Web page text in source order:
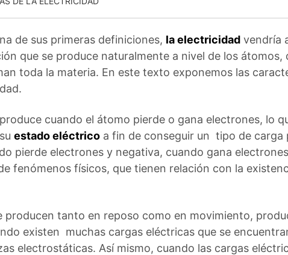
de sus primeras definiciones, la electricidad vendría
que se produce naturalmente a nivel de los átomos,
toda la materia. En este texto exponemos las
cuando el átomo pierde o gana electrones, lo
estado eléctrico a fin de conseguir un tipo de carga
pierde electrones y negativa, cuando gana
fenómenos físicos, que tienen relación con la
producen tanto en reposo como en movimiento,
existen muchas cargas eléctricas que se
electrostáticas. Así mismo, cuando las cargas